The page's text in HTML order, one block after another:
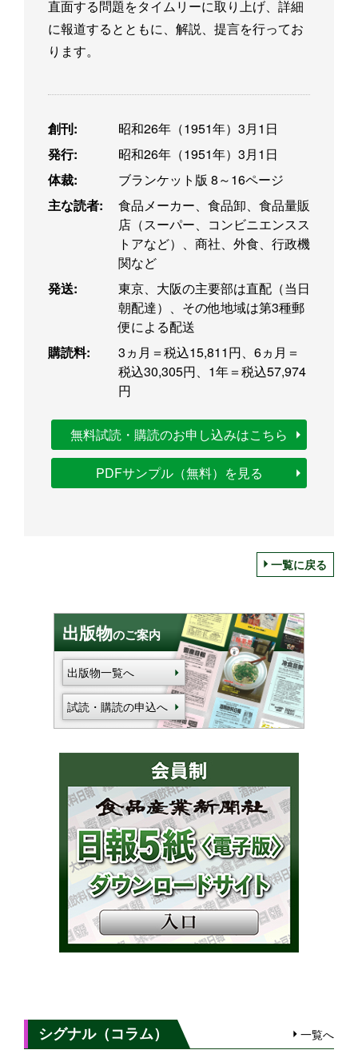
直面する問題をタイムリーに取り上げ、詳細
に報道するとともに、解説、提言を行ってお
ります。
創刊:
昭和26年（1951年）3月1日
発行:
昭和26年（1951年）3月1日
体裁:
ブランケット版 8～16ページ
主な読者:
食品メーカー、食品卸、食品量販
店（スーパー、コンビニエンスス
トアなど）、商社、外食、行政機
関など
発送:
東京、大阪の主要部は直配（当日
朝配達）、その他地域は第3種郵
便による配送
購読料:
3ヵ月＝税込15,811円、6ヵ月＝
税込30,305円、1年＝税込57,974
円
無料試読・購読のお申し込みはこちら
PDFサンプル（無料）を見る
一覧に戻る
出版物のご案内
出版物一覧へ
試読・購読の申込へ
シグナル（コラム） 一覧へ